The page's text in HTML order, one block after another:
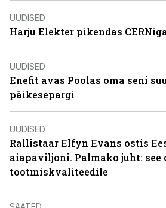
UUDISED
Harju Elekter pikendas
UUDISED
Enefit avas Poolas oma seni
päikesepargi
UUDISED
Rallistaar Elfyn Evans ostis
aiapaviljoni. Palmako juht: see
tootmiskvaliteedile